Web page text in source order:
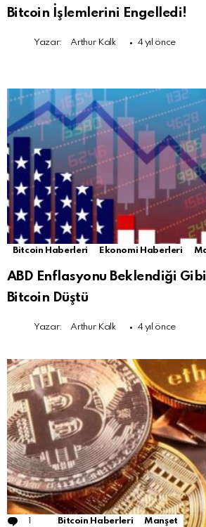
Bitcoin İşlemlerini Engelledi!
Yazar: Arthur Kalk 4 yıl önce
Bitcoin Haberleri Ekonomi Haberleri
ABD Enflasyonu Beklendiği
Bitcoin Düştü
Yazar: Arthur Kalk 4 yıl önce
Comment
Bitcoin Haberleri Manşet